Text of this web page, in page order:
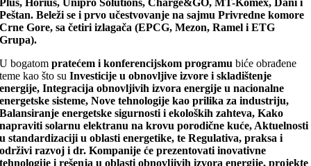
Peštan.Beleži se i prvo učestvovanje na sajmu Privredne komore
Crne Gore, sa četiri izlagača (EPCG, Mezon, Ramel i ETG
Grupa).
U bogatompratećem i konferencijskom programu biće obrađene
teme kao što su Investicije u obnovljive izvore i skladištenje
energije, Integracija obnovljivih izvora energije u nacionalne
energetske sisteme, Nove tehnologije kao prilika za industriju,
Balansiranje energetske sigurnosti i ekoloških zahteva, Kako
napraviti solarnu elektranu na krovu porodične kuće, Aktuelnosti
u standardizaciji u oblasti energetike, te Regulativa, praksa i
održivi razvoj i dr. Kompanije će prezentovati inovativne
tehnologije i rešenja u oblasti obnovljivih izvora energije, projekte